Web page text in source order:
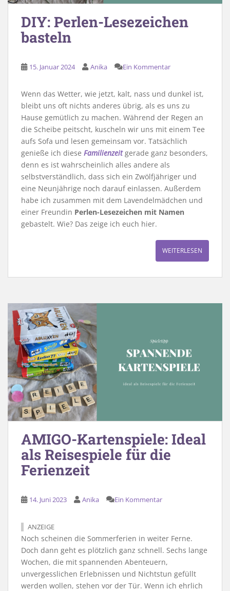
DIY: Perlen-Lesezeichen
basteln
15. Januar 2024 Anika Ein Kommentar
Wenn das Wetter, wie jetzt, kalt, nass und dunkel ist,
bleibt uns oft nichts anderes übrig, als es uns zu
Hause gemütlich zu machen. Während der Regen an
die Scheibe peitscht, kuscheln wir uns mit einem Tee
aufs Sofa und lesen gemeinsam vor. Tatsächlich
genieße ich diese Familienzeitgerade ganz besonders,
denn es ist wahrscheinlich alles andere als
selbstverständlich, dass sich ein Zwölfjähriger und
eine Neunjährige noch darauf einlassen. Außerdem
habe ich zusammen mit dem Lavendelmädchen und
einer Freundin Perlen-Lesezeichen mit Namen
gebastelt. Wie? Das zeige ich euch hier.
WEITERLESEN
AMIGO-Kartenspiele: Ideal
als Reisespiele für die
Ferienzeit
14. Juni 2023 Anika Ein Kommentar
ANZEIGE
Noch scheinen die Sommerferien in weiter Ferne.
Doch dann geht es plötzlich ganz schnell. Sechs lange
Wochen, die mit spannenden Abenteuern,
unvergesslichen Erlebnissen und Nichtstun gefüllt
werden wollen, stehen vor der Tür. Wenn ich ehrlich